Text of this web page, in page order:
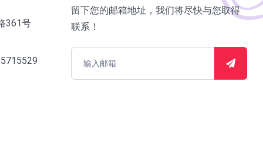
361号
留下您的邮箱地址，我们将尽快与您取得
联系！